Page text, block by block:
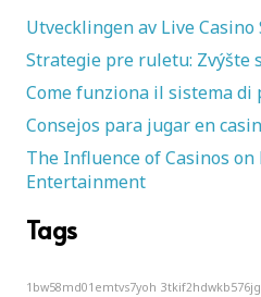
Utvecklingen av Live Casino
Strategie pre ruletu: Zvýšte
Come funziona il sistema
Consejos para jugar en
The Influence of Casinos
Entertainment
Tags
1bw58md01emtvs7yoh